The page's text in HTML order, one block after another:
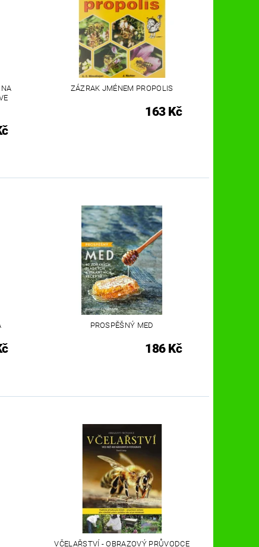
ZÁZRAK JMÉNEM PROPOLIS
163 Kč
PROSPĚŠNÝ MED
186 Kč
VČELAŘSTVÍ - OBRAZOVÝ PRŮVODCE